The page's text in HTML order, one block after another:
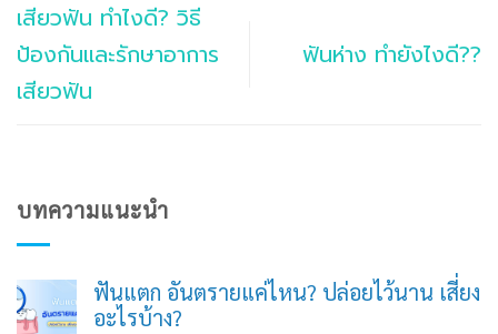
เสียวฟัน ทำไงดี? วิธี
ป้องกันและรักษาอาการ
เสียวฟัน
ฟันห่าง ทำยังไงดี??
บทความแนะนำ
ฟันแตก อันตรายแค่ไหน? ปล่อยไว้นาน เสี่ยง
อะไรบ้าง?